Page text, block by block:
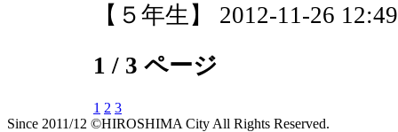
【５年生】 2012-11-26
1 / 3 ページ
1 2 3
Since 2011/12 ©HIROSHIMA City All Rights Reserved.